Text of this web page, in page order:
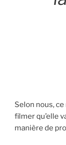
Selon nous,
filmer qu’elle
manière de